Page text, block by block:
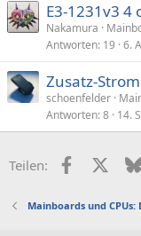
E3-1231v3 4
Nakamura
Antworten 19 6.
Zusatz-
schoenfelder
Antworten 8 14.
Teilen: Facebook
X
Mainboards und CPUs: